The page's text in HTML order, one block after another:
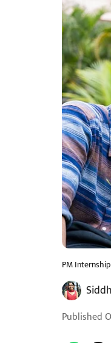
PM
Published